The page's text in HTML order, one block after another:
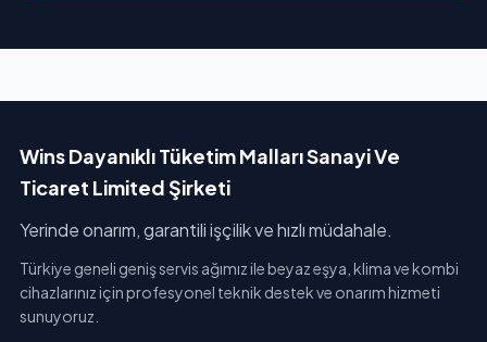
Wins Dayanıklı Tüketim Malları Sanayi Ve
Ticaret Limited Şirketi
Yerinde onarım, garantili işçilik ve hızlı müdahale.
Türkiye geneli geniş servis ağımız ile beyaz eşya, klima ve kombi
cihazlarınız için profesyonel teknik destek ve onarım hizmeti
sunuyoruz.